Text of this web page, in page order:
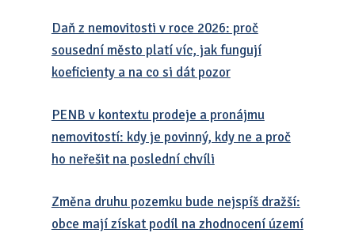
Daň z nemovitosti v roce 2026: proč
sousední město platí víc, jak fungují
koeficienty a na co si dát pozor
PENB v kontextu prodeje a pronájmu
nemovitostí: kdy je povinný, kdy ne a proč
ho neřešit na poslední chvíli
Změna druhu pozemku bude nejspíš dražší:
obce mají získat podíl na zhodnocení území